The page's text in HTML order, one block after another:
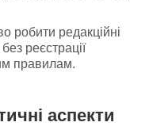
робити редакційні
реєстрації
правилам.
аспекти